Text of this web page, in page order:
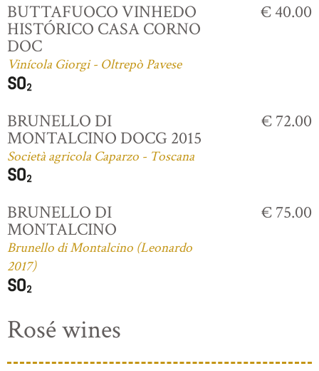
BUTTAFUOCO VINHEDO
HISTÓRICO CASA CORNO
DOC
Vinícola Giorgi - Oltrepò Pavese
€ 40.00
BRUNELLO DI
MONTALCINO DOCG 2015
Società agricola Caparzo - Toscana
€ 72.00
BRUNELLO DI
MONTALCINO
Brunello di Montalcino (Leonardo
2017)
€ 75.00
Rosé wines